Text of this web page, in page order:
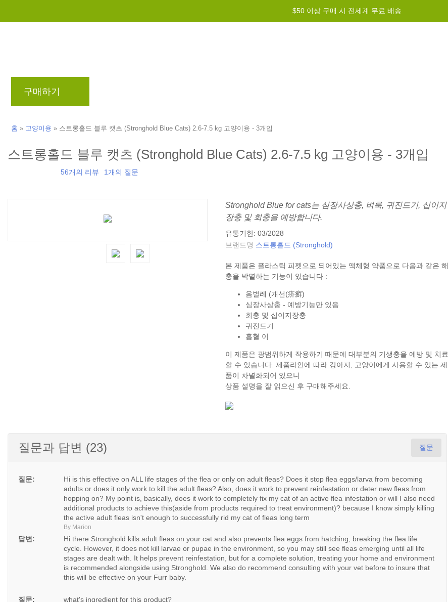
$50 이상 구매 시 전세계 무료 배송
구매하기
홈 » 고양이용 » 스트롱홀드 블루 캣츠 (Stronghold Blue Cats) 2.6-7.5 kg 고양이용 - 3개입
스트롱홀드 블루 캣츠 (Stronghold Blue Cats) 2.6-7.5 kg 고양이용 - 3개입
56개의 리뷰 1개의 질문
Stronghold Blue for cats는 심장사상충, 벼룩, 귀진드기, 십이지
장충 및 회충을 예방합니다.
유통기한: 03/2028
브랜드명 스트롱홀드 (Stronghold)
본 제품은 플라스틱 피펫으로 되어있는 액체형 약품으로 다음과 같은 해
충을 박멸하는 기능이 있습니다 :
옴벌레 (개선(疥癬)
심장사상충 - 예방기능만 있음
회충 및 십이지장충
귀진드기
흡혈 이
이 제품은 광범위하게 작용하기 때문에 대부분의 기생충을 예방 및 치료
할 수 있습니다. 제품라인에 따라 강아지, 고양이에게 사용할 수 있는 제
품이 차별화되어 있으니
상품 설명을 잘 읽으신 후 구매해주세요.
질문과 답변 (23) 질문
질문:
Hi is this effective on ALL life stages of the flea or only on adult fleas? Does it stop flea eggs/larva from becoming
adults or does it only work to kill the adult fleas? Also, does it work to prevent reinfestation or deter new fleas from
hopping on? My point is, basically, does it work to completely fix my cat of an active flea infestation or will I also need
additional products to achieve this(aside from products required to treat environment)? because I know simply killing
the active adult fleas isn't enough to successfully rid my cat of fleas long term
By Marion
답변:
Hi there Stronghold kills adult fleas on your cat and also prevents flea eggs from hatching, breaking the flea life
cycle. However, it does not kill larvae or pupae in the environment, so you may still see fleas emerging until all life
stages are dealt with. It helps prevent reinfestation, but for a complete solution, treating your home and environment
is recommended alongside using Stronghold. We also do recommend consulting with your vet before to insure that
this will be effective on your Furr baby.
질문: what's ingredient for this product?